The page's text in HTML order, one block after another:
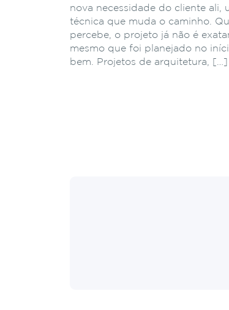
nova necessidade do cliente ali,
técnica que muda o caminho.
percebe, o projeto já não é
mesmo que foi planejado no
bem. Projetos de arquitetura, […]